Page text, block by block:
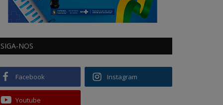
SIGA-NOS
Facebook Instagram
Youtube